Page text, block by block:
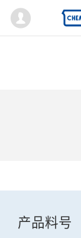
Mypage
产品料号